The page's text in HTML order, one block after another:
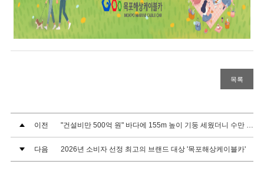
목록
이전 "건설비만 500억 원" 바다에 155m 높이 기둥 세웠더니 수만 명씩 몰려온 기적... (출처: 다음 '트레블투게더')
다음 2026년 소비자 선정 최고의 브랜드 대상 '목포해상케이블카'